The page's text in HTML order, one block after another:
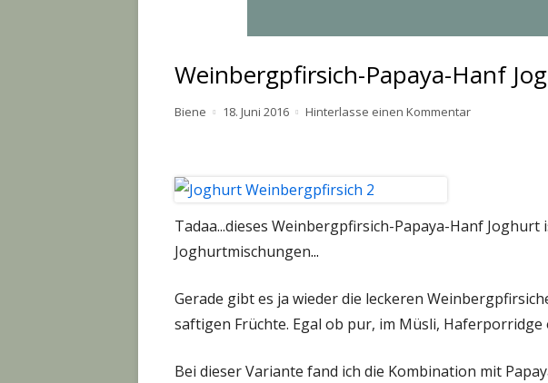
MUFFINS
Weinbergpfirsich-Papaya-Hanf
Autor
Biene
Veröffentlicht
18. Juni 2016 Hinterlasse einen Kommentarzu
Tadaa...dieses Weinbergpfirsich-Papaya-Hanf
Joghurtmischungen...
Gerade gibt es ja wieder die leckeren
saftigen Früchte. Egal ob pur, im Müsli, Haferporridge
Bei dieser Variante fand ich die Kombination mit